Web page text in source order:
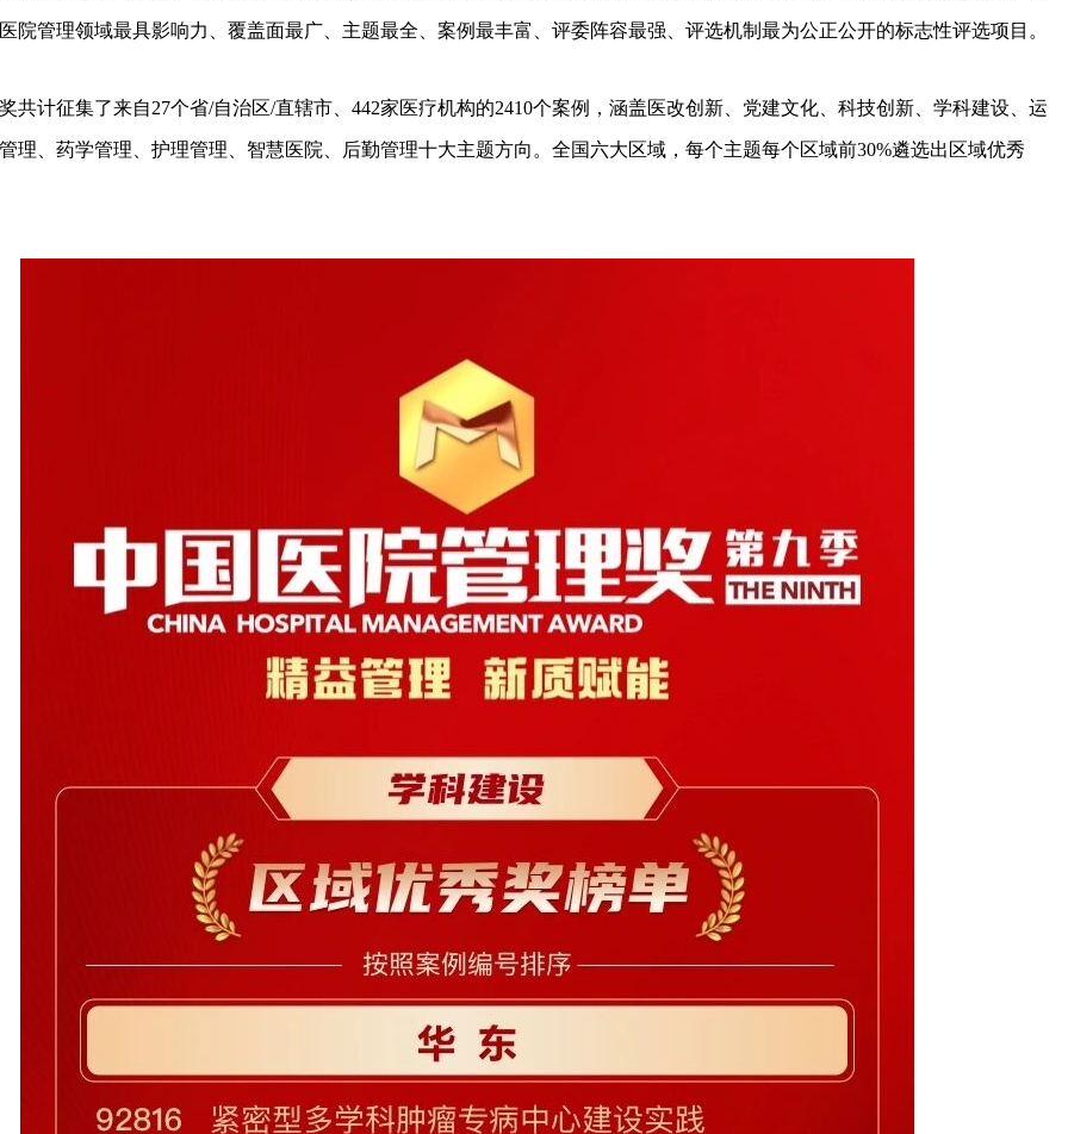
院管理领域最具影响力、覆盖面最广、主题最全、案例最丰富、评委阵容最强、评选机制最为公正公开的标志性评选项目。
共计征集了来自27个省/自治区/直辖市、442家医疗机构的2410个案例，涵盖医改创新、党建文化、科技创新、学科建设、运
理、药学管理、护理管理、智慧医院、后勤管理十大主题方向。全国六大区域，每个主题每个区域前30%遴选出区域优秀